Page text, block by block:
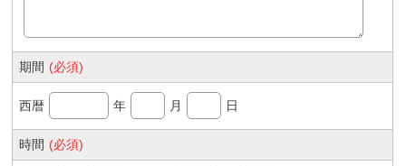
期間 (必須)
西暦 年 月 日
時間 (必須)